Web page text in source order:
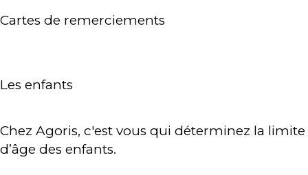
Cartes de remerciements
Les enfants
Chez Agoris, c'est vous qui déterminez la limite
d’âge des enfants.